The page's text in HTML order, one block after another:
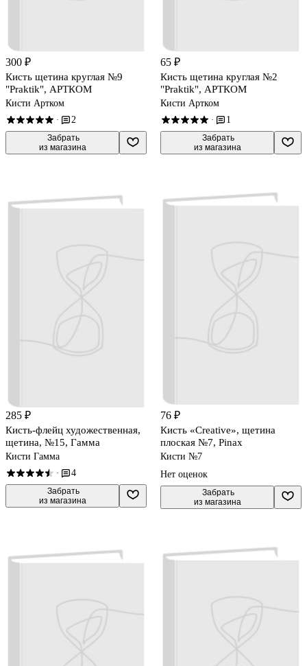
300 ₽
Кисть щетина круглая №9
"Praktik", АРТКОМ
Кисти Артком
· 2
Забрать
из магазина
65 ₽
Кисть щетина круглая №2
"Praktik", АРТКОМ
Кисти Артком
· 1
Забрать
из магазина
285 ₽
Кисть-флейц художественная,
щетина, №15, Гамма
Кисти Гамма
· 4
Забрать
из магазина
76 ₽
Кисть «Creative», щетина
плоская №7, Pinax
Кисти №7
Нет оценок
Забрать
из магазина